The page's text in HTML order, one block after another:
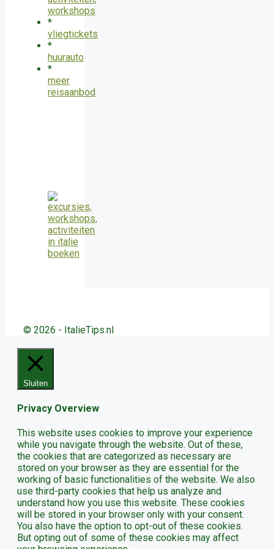
workshops
*
vliegtickets
*
huurauto
*
meer
reisaanbod
© 2026 - ItalieTips.nl
Sluiten
Privacy Overview
This website uses cookies to improve your experience
while you navigate through the website. Out of these,
the cookies that are categorized as necessary are
stored on your browser as they are essential for the
working of basic functionalities of the website. We also
use third-party cookies that help us analyze and
understand how you use this website. These cookies
will be stored in your browser only with your consent.
You also have the option to opt-out of these cookies.
But opting out of some of these cookies may affect